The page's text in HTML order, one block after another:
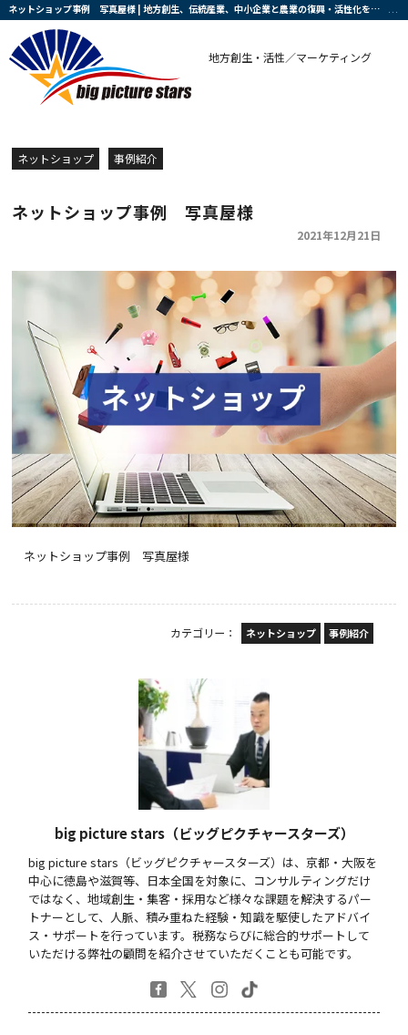
ネットショップ事例 写真屋様 | 地方創生、伝統産業、中小企業と農業の復興・活性化を支援する会社です
地方創生・活性／マーケティング
ネットショップ 事例紹介
ネットショップ事例 写真屋様
2021年12月21日
ネットショップ事例 写真屋様
カテゴリー： ネットショップ 事例紹介
big picture stars（ビッグピクチャースターズ）
big picture stars（ビッグピクチャースターズ）は、京都・大阪を
中心に徳島や滋賀等、日本全国を対象に、コンサルティングだけ
ではなく、地域創生・集客・採用など様々な課題を解決するパー
トナーとして、人脈、積み重ねた経験・知識を駆使したアドバイ
ス・サポートを行っています。税務ならびに総合的サポートして
いただける弊社の顧問を紹介させていただくことも可能です。